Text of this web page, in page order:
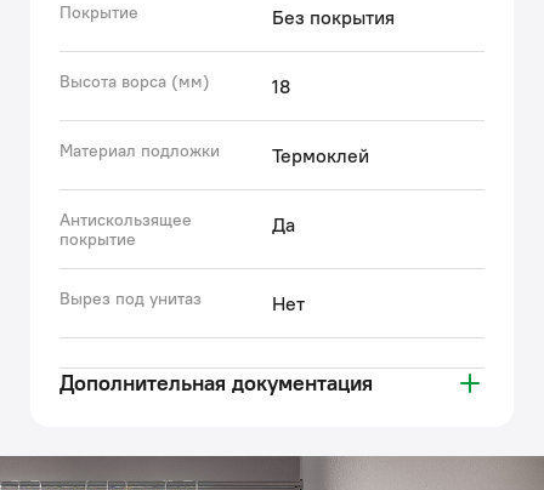
Покрытие Без покрытия
Высота ворса (мм) 18
Материал подложки Термоклей
Антискользящее
покрытие
Да
Вырез под унитаз Нет
Дополнительная документация